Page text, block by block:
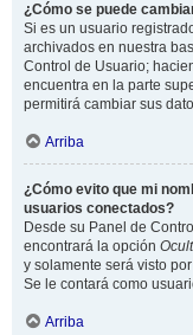
¿Cómo se puede
Si es un usuario
archivados en nuestra
Control de Usuario;
encuentra en la parte
permitirá cambiar sus
Arriba
¿Cómo evito que mi
usuarios conectados?
Desde su Panel de
encontrará la opción
y solamente será visto
Se le contará como
Arriba